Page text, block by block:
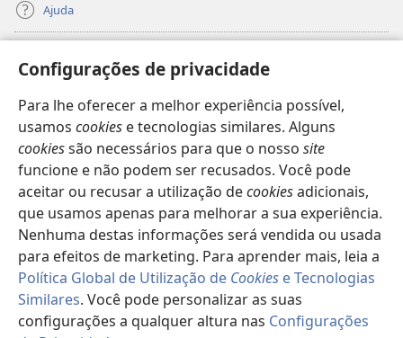
Configurações de privacidade
Para lhe oferecer a melhor experiência possível,
usamos cookies e tecnologias similares. Alguns
cookiessão necessários para que o nosso site
funcione e não podem ser recusados. Você pode
aceitar ou recusar a utilização decookiesadicionais,
que usamos apenas para melhorar a sua experiência.
Nenhuma destas informações será vendida ou usada
para efeitos de marketing. Para aprender mais, leia a
Política Global de Utilização de Cookies e Tecnologias
Similares. Você pode personalizar as suas
configurações a qualquer altura nas Configurações
Ajuda
(abre
uma
nova
janela)
BibliotecaOnline da Torre de Vigia™
(abre
uma
nova
janela)
JW Hub
(abre
uma
nova JW Library
Watchtower Library
Copyright © 2026 Watch Tower Bible and Tract Society of Pennsylvania.